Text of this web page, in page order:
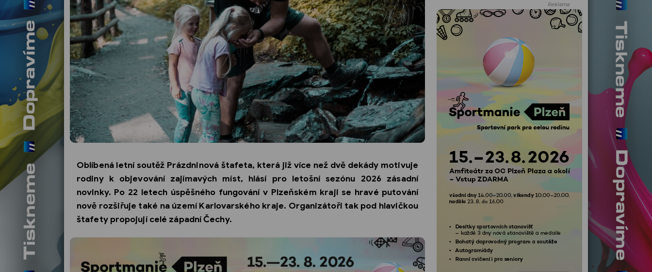
Oblíbená letní soutěž Prázdninová štafeta, která již více než dvě dekády motivuje
rodiny k objevování zajímavých míst, hlásí pro letošní sezónu 2026 zásadní
novinky. Po 22 letech úspěšného fungování v Plzeňském kraji se hravé putování
nově rozšiřuje také na území Karlovarského kraje. Organizátoři tak pod hlavičkou
štafety propojují celé západní Čechy.
Reklama